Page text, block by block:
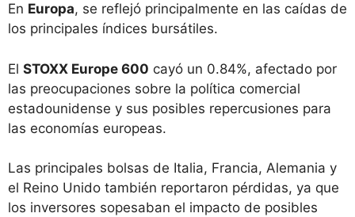
En Europa, se reflejó principalmente en las caídas de
los principales índices bursátiles.
El STOXX Europe 600 cayó un 0.84%, afectado por
las preocupaciones sobre la política comercial
estadounidense y sus posibles repercusiones para
las economías europeas.
Las principales bolsas de Italia, Francia, Alemania y
el Reino Unido también reportaron pérdidas, ya que
los inversores sopesaban el impacto de posibles